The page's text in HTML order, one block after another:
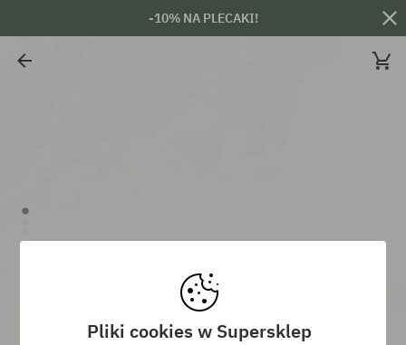
-10% NA PLECAKI!
Pliki cookies w Supersklep